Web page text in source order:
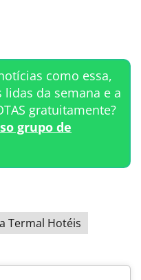
como essa,
da semana e a
gratuitamente?
grupo de
Termal Hotéis